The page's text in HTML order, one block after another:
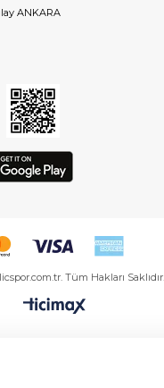
ANKARA
Tüm Hakları Saklıdır.